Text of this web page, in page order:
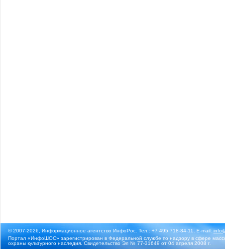
© 2007-2026, Информационное агентство ИнфоРос. Тел.: +7 495 718-84-11, E-mail:
Портал «ИнфоШОС» зарегистрирован в Федеральной службе по надзору в сфере
охраны культурного наследия. Свидетельство Эл № 77-31649 от 04 апреля 2008 г.